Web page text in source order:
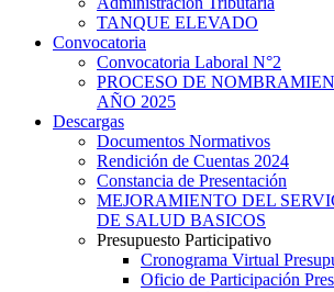
TANQUE ELEVADO
Convocatoria
Convocatoria Laboral N°2
PROCESO DE
AÑO 2025
Descargas
Documentos Normativos
Rendición de Cuentas 2024
Constancia de Presentación
MEJORAMIENTO DEL
DE SALUD BASICOS
Presupuesto Participativo
Cronograma Virtual
Oficio de Participación